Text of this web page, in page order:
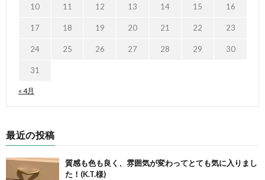
« 4月
10 11 12 13 14 15 16
17 18 19 20 21 22 23
24 25 26 27 28 29 30
31
最近の投稿
質感も色も良く、雰囲気が変わってとても気に入りまし
た！(K.T.様)